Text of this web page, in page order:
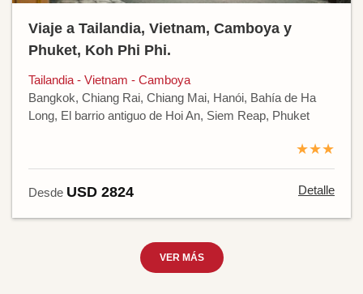
Viaje a Tailandia, Vietnam, Camboya y
Phuket, Koh Phi Phi.
Tailandia - Vietnam - Camboya
Bangkok, Chiang Rai, Chiang Mai, Hanói, Bahía de Ha
Long, El barrio antiguo de Hoi An, Siem Reap, Phuket
★★★
Desde USD 2824 Detalle
VER MÁS